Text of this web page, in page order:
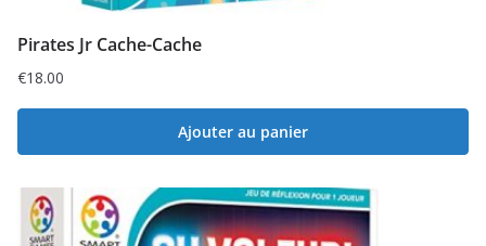
Pirates Jr Cache-Cache
€18.00
Ajouter au panier